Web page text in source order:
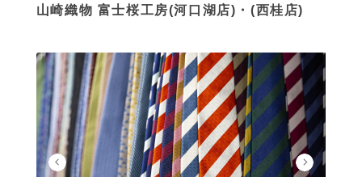
山崎織物 富士桜工房(河口湖店)・(西桂店)